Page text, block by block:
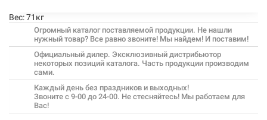
Вес:71кг
Огромный каталог поставляемой продукции. Не нашли
нужный товар? Все равно звоните! Мы найдем! И поставим!
Официальный дилер. Эксклюзивный дистрибьютор
некоторых позиций каталога. Часть продукции производим
сами.
Каждый день без праздников и выходных!
Звоните с 9-00 до 24-00. Не стесняйтесь! Мы работаем для
Вас!